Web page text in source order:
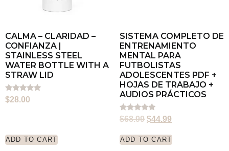
CALMA – CLARIDAD –
CONFIANZA |
STAINLESS STEEL
WATER BOTTLE WITH A
STRAW LID
Rated
5.00
$28.00
ADD TO CART
SISTEMA COMPLETO DE
ENTRENAMIENTO
MENTAL PARA
FUTBOLISTAS
ADOLESCENTES PDF +
HOJAS DE TRABAJO +
AUDIOS PRÁCTICOS
Rated
5.00
$68.99 $44.99
ADD TO CART